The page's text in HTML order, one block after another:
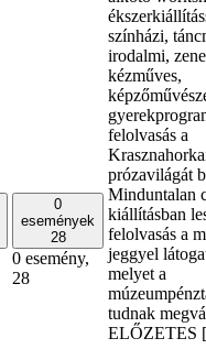
0
események
28
0 esemény,
28
színházi,
irodalmi,
kézműves,
felolvasás a
prózavilágát
Minduntalan
kiállításban
felolvasás a
jeggyel
melyet a
tudnak